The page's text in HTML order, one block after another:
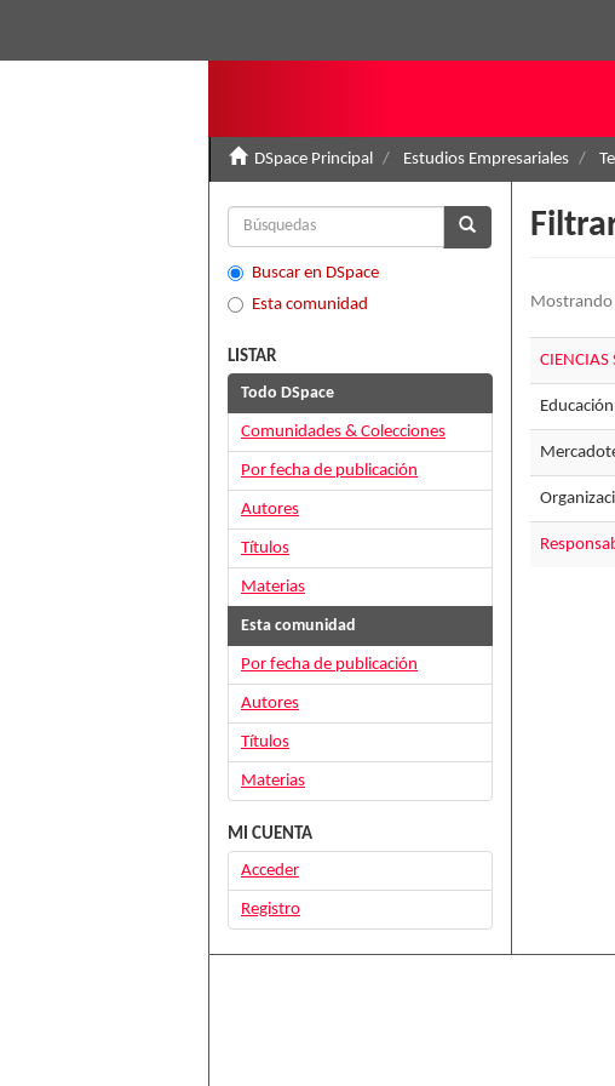
DSpace Principal Estudios Empresariales
Mostrando
CIENCIAS
Buscar en DSpace
Esta comunidad
LISTAR
Todo DSpace
Comunidades & Colecciones
Por fecha de publicación
Autores
Títulos
Materias
Esta comunidad
Por fecha de publicación
Autores
Títulos
Materias
MI CUENTA
Acceder
Registro